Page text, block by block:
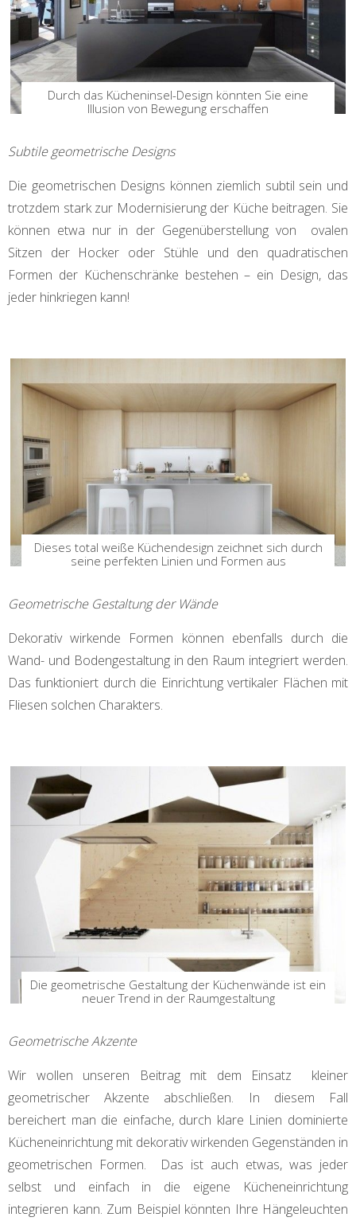
Durch das Kücheninsel-Design könnten Sie eine
Illusion von Bewegung erschaffen
Subtile geometrische Designs
Die geometrischen Designs können ziemlich subtil sein und
trotzdem stark zur Modernisierung der Küche beitragen. Sie
können etwa nur in der Gegenüberstellung von ovalen
Sitzen der Hocker oder Stühle und den quadratischen
Formen der Küchenschränke bestehen – ein Design, das
jeder hinkriegen kann!
Dieses total weiße Küchendesign zeichnet sich durch
seine perfekten Linien und Formen aus
Geometrische Gestaltung der Wände
Dekorativ wirkende Formen können ebenfalls durch die
Wand- und Bodengestaltung in den Raum integriert werden.
Das funktioniert durch die Einrichtung vertikaler Flächen mit
Fliesen solchen Charakters.
Die geometrische Gestaltung der Küchenwände ist ein
neuer Trend in der Raumgestaltung
Geometrische Akzente
Wir wollen unseren Beitrag mit dem Einsatz kleiner
geometrischer Akzente abschließen. In diesem Fall
bereichert man die einfache, durch klare Linien dominierte
Kücheneinrichtung mit dekorativ wirkenden Gegenständen in
geometrischen Formen. Das ist auch etwas, was jeder
selbst und einfach in die eigene Kücheneinrichtung
integrieren kann. Zum Beispiel könnten Ihre Hängeleuchten